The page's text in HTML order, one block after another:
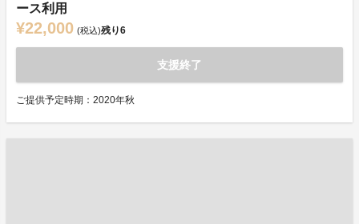
ース利用
¥22,000 (税込)残り6
支援終了
ご提供予定時期：2020年秋